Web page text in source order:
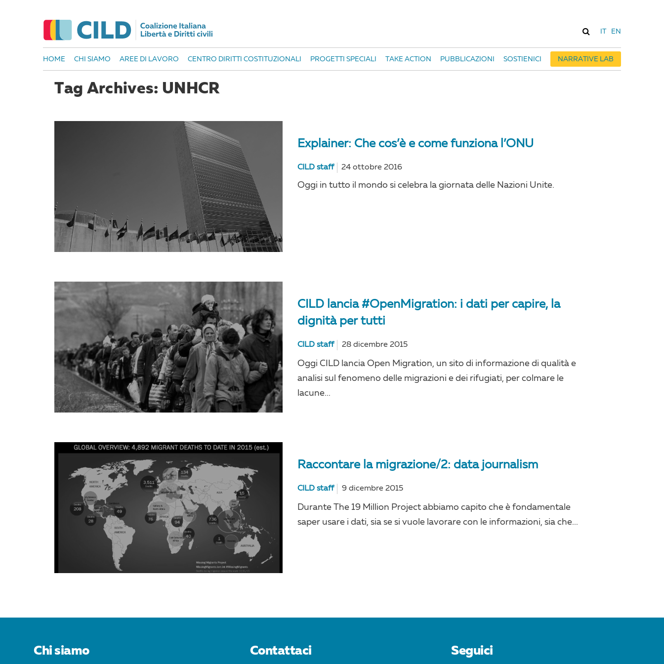
EN
HOME CHI SIAMO AREE DI LAVORO CENTRO DIRITTI COSTITUZIONALI PROGETTI SPECIALI TAKE ACTION PUBBLICAZIONI SOSTIENICI NARRATIVE LAB
Tag Archives: UNHCR
Explainer: Che cos’è e come funziona l’ONU
CILD staff 24 ottobre 2016
Oggi in tutto il mondo si celebra la giornata delle Nazioni Unite.
CILD lancia #OpenMigration: i dati per capire, la
dignità per tutti
CILD staff 28 dicembre 2015
Oggi CILD lancia Open Migration, un sito di informazione di qualità e
analisi sul fenomeno delle migrazioni e dei rifugiati, per colmare le
lacune...
Raccontare la migrazione/2: data journalism
CILD staff 9 dicembre 2015
Durante The 19 Million Project abbiamo capito che è fondamentale
saper usare i dati, sia se si vuole lavorare con le informazioni, sia che...
Chi siamo Contattaci Seguici